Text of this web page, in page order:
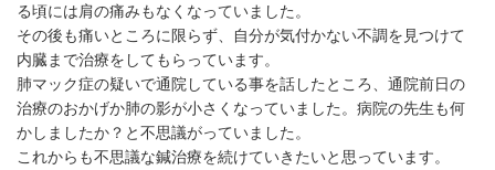
る頃には肩の痛みもなくなっていました。
その後も痛いところに限らず、自分が気付かない不調を見つけて
内臓まで治療をしてもらっています。
肺マック症の疑いで通院している事を話したところ、通院前日の
治療のおかげか肺の影が小さくなっていました。病院の先生も何
かしましたか？と不思議がっていました。
これからも不思議な鍼治療を続けていきたいと思っています。